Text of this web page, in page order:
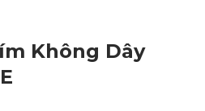
Không Dây